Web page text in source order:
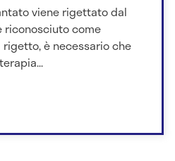
viene rigettato dal
riconosciuto come
è necessario che